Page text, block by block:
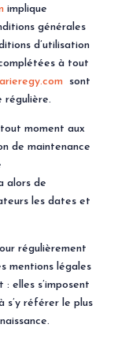
implique
générales
d’utilisation
à tout
sont
régulière.
moment aux
de maintenance
alors de
les dates et
régulièrement
mentions légales
elles s’imposent
s’y référer le plus